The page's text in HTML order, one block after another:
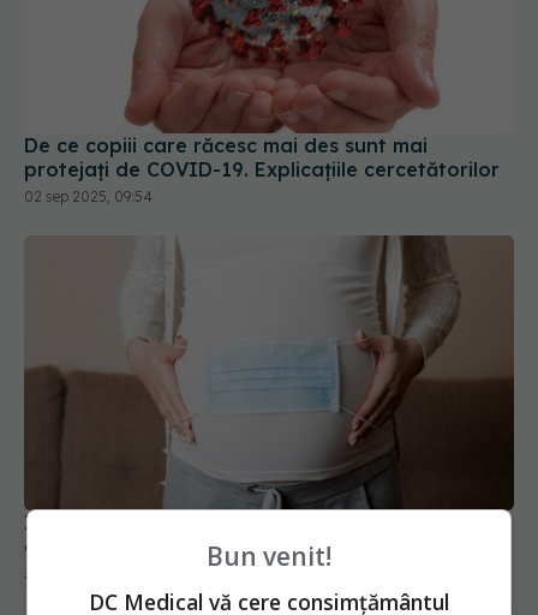
De ce copiii care răcesc mai des sunt mai
protejați de COVID-19. Explicațiile cercetătorilor
02 sep 2025, 09:54
Infecția cu COVID în sarcină, legată de risc dublu
de autism la bebeluși
31 oct 2025, 19:27
Bun venit!
DC Medical vă cere consimțământul